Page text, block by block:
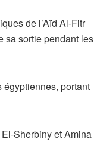
de l’Aïd Al-Fitr
sa sortie pendant les
égyptiennes, portant
Sherbiny et Amina